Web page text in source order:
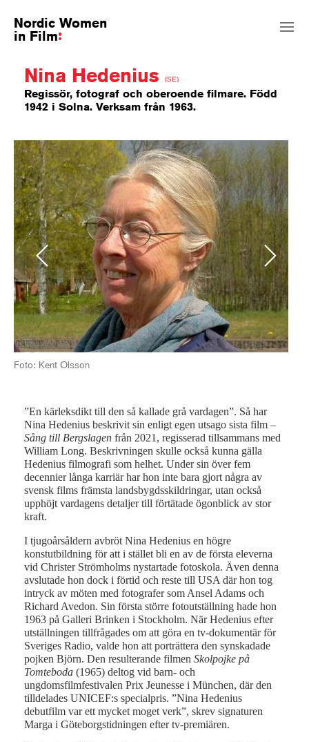
Nordic Women
in Film
Nina Hedenius (SE)
Regissör, fotograf och oberoende filmare. Född
1942 i Solna. Verksam från 1963.
Previous
Foto: Kent Olsson
Next
”En kärleksdikt till den så kallade grå vardagen”. Så har
Nina Hedenius beskrivit sin enligt egen utsago sista film –
Sång till Bergslagen från 2021, regisserad tillsammans med
William Long. Beskrivningen skulle också kunna gälla
Hedenius filmografi som helhet. Under sin över fem
decennier långa karriär har hon inte bara gjort några av
svensk films främsta landsbygdsskildringar, utan också
upphöjt vardagens detaljer till förtätade ögonblick av stor
kraft.
I tjugoårsåldern avbröt Nina Hedenius en högre
konstutbildning för att i stället bli en av de första eleverna
vid Christer Strömholms nystartade fotoskola. Även denna
avslutade hon dock i förtid och reste till USA där hon tog
intryck av möten med fotografer som Ansel Adams och
Richard Avedon. Sin första större fotoutställning hade hon
1963 på Galleri Brinken i Stockholm. När Hedenius efter
utställningen tillfrågades om att göra en tv-dokumentär för
Sveriges Radio, valde hon att porträttera den synskadade
pojken Björn. Den resulterande filmen Skolpojke på
Tomteboda (1965) deltog vid barn- och
ungdomsfilmfestivalen Prix Jeunesse i München, där den
tilldelades UNICEF:s specialpris. ”Nina Hedenius
debutfilm var ett mycket moget verk”, skrev signaturen
Marga i Göteborgstidningen efter tv-premiären.